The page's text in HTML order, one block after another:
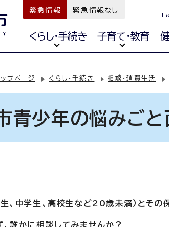
緊急情報 緊急情報なし
くらし・手続き 子育て・教育
ップページ くらし・手続き 相談・消費生活
青少年の悩みご
、中学生、高校生など20歳未満）とそ
、誰かに相談してみませんか？